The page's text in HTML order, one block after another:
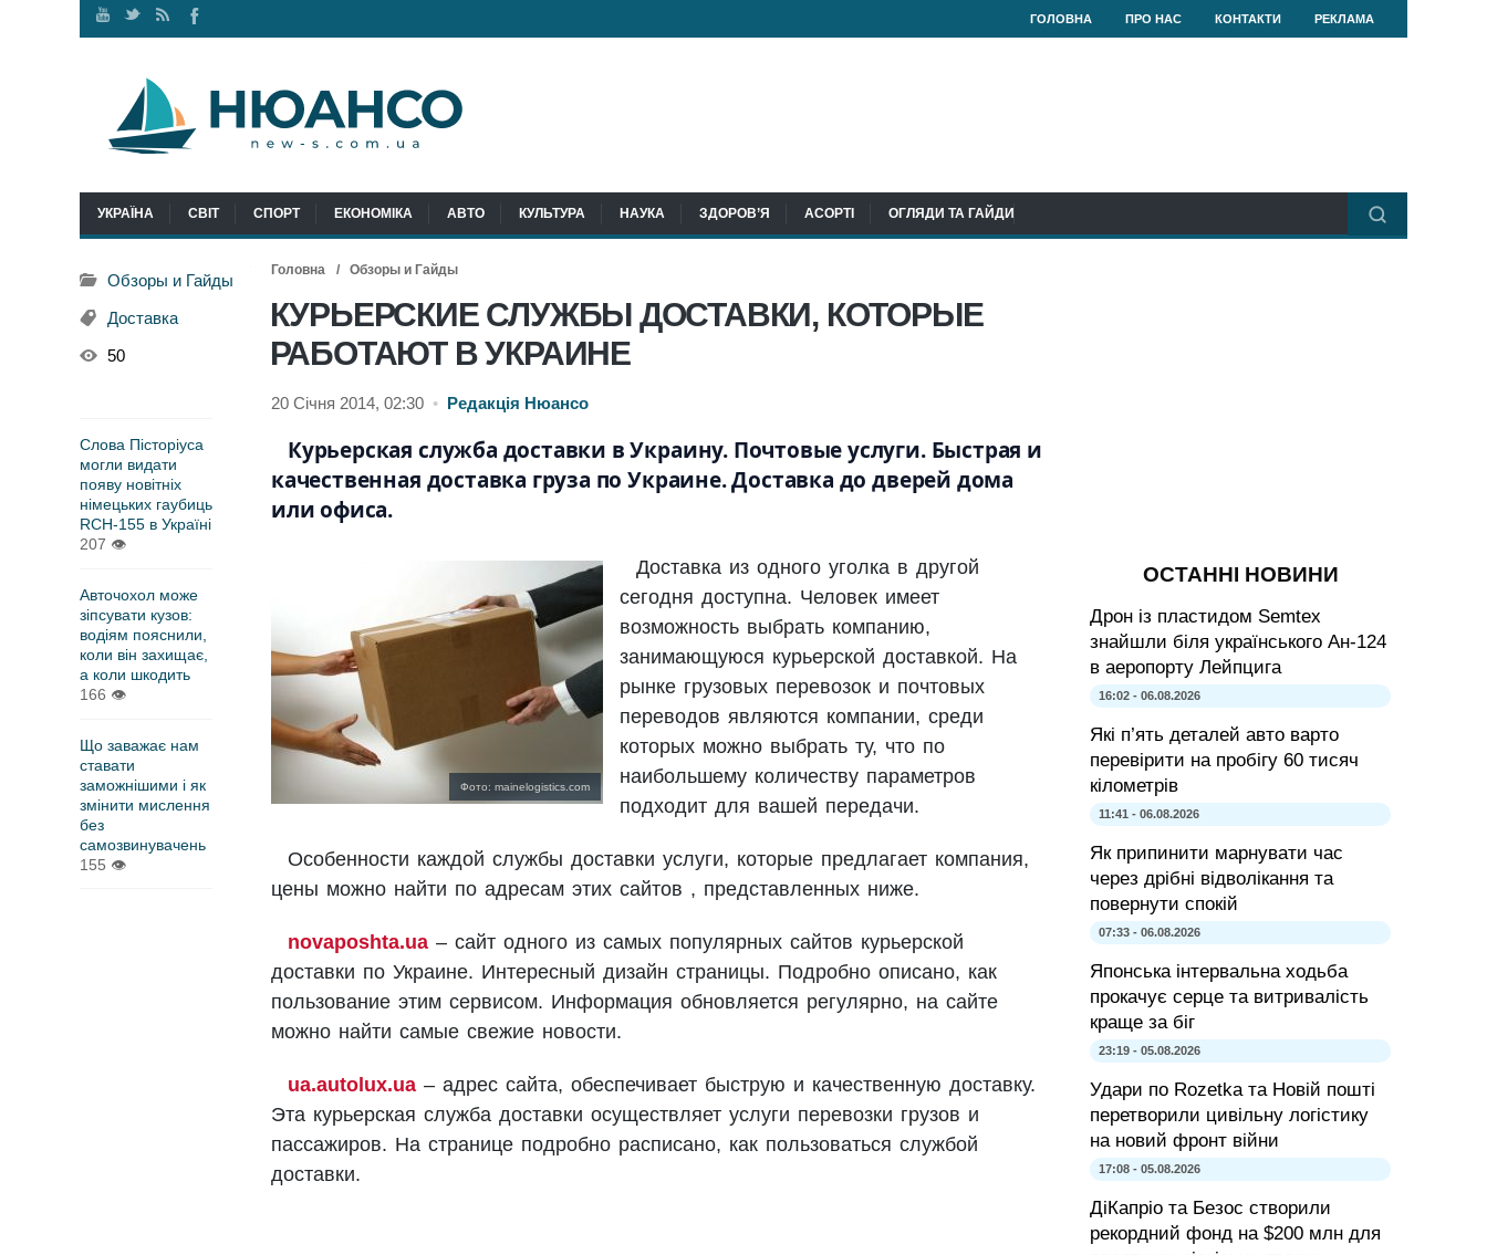
ГОЛОВНА ПРО НАС КОНТАКТИ РЕКЛАМА
Ми
Facebook
RSS
стрічка
Ми
Twitter
Наш
канал
Youtube
УКРАЇНА СВІТ СПОРТ ЕКОНОМІКА АВТО КУЛЬТУРА НАУКА ЗДОРОВ’Я АСОРТІ ОГЛЯДИ ТА ГАЙДИ
Головна Обзоры и Гайды
КУРЬЕРСКИЕ СЛУЖБЫ ДОСТАВКИ, КОТОРЫЕ
РАБОТАЮТ В УКРАИНЕ
20 Січня 2014, 02:30 • Редакція Нюансо
Курьерская служба доставки в Украину. Почтовые услуги. Быстрая и
качественная доставка груза по Украине. Доставка до дверей дома
или офиса.
Фото: mainelogistics.com
Доставка из одного уголка в другой
сегодня доступна. Человек имеет
возможность выбрать компанию,
занимающуюся курьерской доставкой. На
рынке грузовых перевозок и почтовых
переводов являются компании, среди
которых можно выбрать ту, что по
наибольшему количеству параметров
подходит для вашей передачи.
Особенности каждой службы доставки услуги, которые предлагает компания,
цены можно найти по адресам этих сайтов , представленных ниже.
novaposhta.ua – сайт одного из самых популярных сайтов курьерской
доставки по Украине. Интересный дизайн страницы. Подробно описано, как
пользование этим сервисом. Информация обновляется регулярно, на сайте
можно найти самые свежие новости.
ua.autolux.ua – адрес сайта, обеспечивает быструю и качественную доставку.
Эта курьерская служба доставки осуществляет услуги перевозки грузов и
пассажиров. На странице подробно расписано, как пользоваться службой
доставки.
Обзоры и Гайды
Доставка
50
Слова Пісторіуса
могли видати
появу новітніх
німецьких гаубиць
RCH-155 в Україні
207 👁
Авточохол може
зіпсувати кузов:
водіям пояснили,
коли він захищає,
а коли шкодить
166 👁
Що заважає нам
ставати
заможнішими і як
змінити мислення
без
самозвинувачень
155 👁
ОСТАННІ НОВИНИ
Дрон із пластидом Semtex
знайшли біля українського Ан-124
в аеропорту Лейпцига
16:02 - 06.08.2026
Які п’ять деталей авто варто
перевірити на пробігу 60 тисяч
кілометрів
11:41 - 06.08.2026
Як припинити марнувати час
через дрібні відволікання та
повернути спокій
07:33 - 06.08.2026
Японська інтервальна ходьба
прокачує серце та витривалість
краще за біг
23:19 - 05.08.2026
Удари по Rozetka та Новій пошті
перетворили цивільну логістику
на новий фронт війни
17:08 - 05.08.2026
ДіКапріо та Безос створили
рекордний фонд на $200 млн для